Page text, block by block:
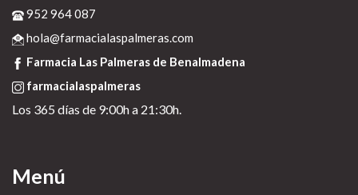
952 964 087
hola@farmacialaspalmeras.com
Farmacia Las Palmeras de Benalmadena
farmacialaspalmeras
Los 365 días de 9:00h a 21:30h.
Menú